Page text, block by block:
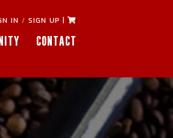
IN / SIGN UP |
CONTACT